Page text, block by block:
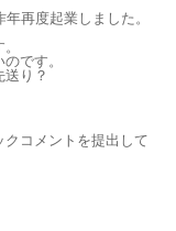
再度起業しました。
です。
り？
コメントを提出して